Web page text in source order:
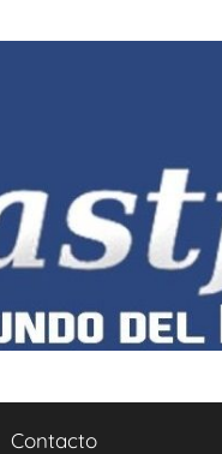
Contacto